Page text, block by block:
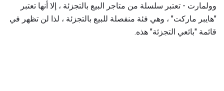
وولمارت - تعتبر سلسلة من متاجر البيع بالتجزئة ، إلا أنها تعتبر
"هايبر ماركت" ، وهي فئة منفصلة للبيع بالتجزئة ، لذا لن تظهر في
قائمة "بائعي التجزئة" هذه.